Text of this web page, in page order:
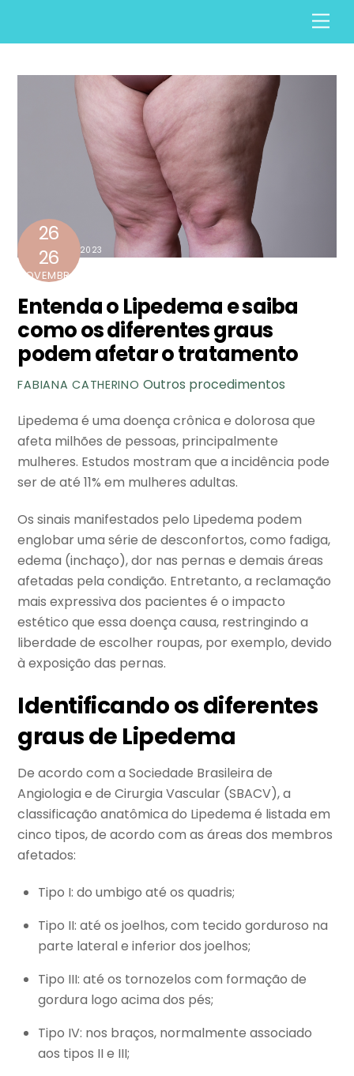
26
26
NOVEMBRO
2023
Entenda o Lipedema e saiba
como os diferentes graus
podem afetar o tratamento
FABIANA CATHERINO Outros procedimentos
Lipedema é uma doença crônica e dolorosa que
afeta milhões de pessoas, principalmente
mulheres. Estudos mostram que a incidência pode
ser de até 11% em mulheres adultas.
Os sinais manifestados pelo Lipedema podem
englobar uma série de desconfortos, como fadiga,
edema (inchaço), dor nas pernas e demais áreas
afetadas pela condição. Entretanto, a reclamação
mais expressiva dos pacientes é o impacto
estético que essa doença causa, restringindo a
liberdade de escolher roupas, por exemplo, devido
à exposição das pernas.
Identificando os diferentes
graus de Lipedema
De acordo com a Sociedade Brasileira de
Angiologia e de Cirurgia Vascular (SBACV), a
classificação anatômica do Lipedema é listada em
cinco tipos, de acordo com as áreas dos membros
afetados:
Tipo I: do umbigo até os quadris;
Tipo II: até os joelhos, com tecido gorduroso na
parte lateral e inferior dos joelhos;
Tipo III: até os tornozelos com formação de
gordura logo acima dos pés;
Tipo IV: nos braços, normalmente associado
aos tipos II e III;